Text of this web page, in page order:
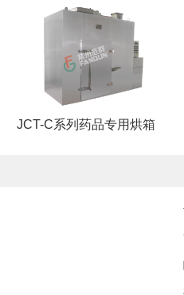
JCT-C系列药品专用烘箱